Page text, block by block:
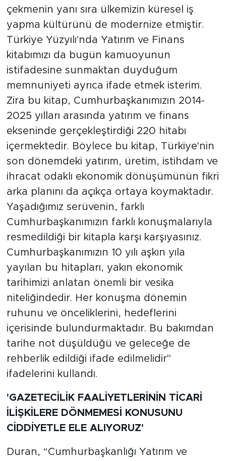
çekmenin yanı sıra ülkemizin küresel iş
yapma kültürünü de modernize etmiştir.
Türkiye Yüzyılı'nda Yatırım ve Finans
kitabımızı da bugün kamuoyunun
istifadesine sunmaktan duyduğum
memnuniyeti ayrıca ifade etmek isterim.
Zira bu kitap, Cumhurbaşkanımızın 2014-
2025 yılları arasında yatırım ve finans
ekseninde gerçekleştirdiği 220 hitabı
içermektedir. Böylece bu kitap, Türkiye'nin
son dönemdeki yatırım, üretim, istihdam ve
ihracat odaklı ekonomik dönüşümünün fikri
arka planını da açıkça ortaya koymaktadır.
Yaşadığımız serüvenin, farklı
Cumhurbaşkanımızın farklı konuşmalarıyla
resmedildiği bir kitapla karşı karşıyasınız.
Cumhurbaşkanımızın 10 yılı aşkın yıla
yayılan bu hitapları, yakın ekonomik
tarihimizi anlatan önemli bir vesika
niteliğindedir. Her konuşma dönemin
ruhunu ve önceliklerini, hedeflerini
içerisinde bulundurmaktadır. Bu bakımdan
tarihe not düşüldüğü ve geleceğe de
rehberlik edildiği ifade edilmelidir"
ifadelerini kullandı.
'GAZETECİLİK FAALİYETLERİNİN TİCARİ
İLİŞKİLERE DÖNMEMESİ KONUSUNU
CİDDİYETLE ELE ALIYORUZ'
Duran, “Cumhurbaşkanlığı Yatırım ve